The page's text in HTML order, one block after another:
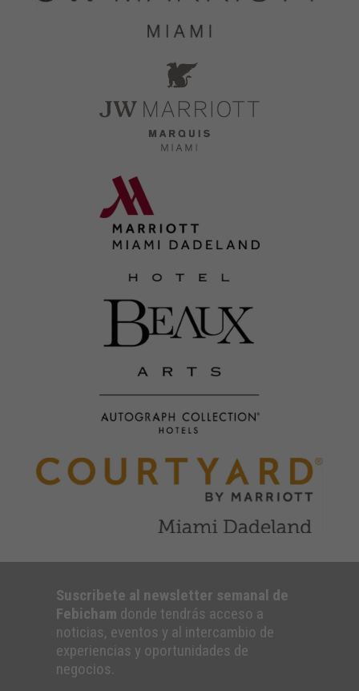
Suscribete al newsletter semanal de
Febicham donde tendrás acceso a
noticias, eventos y al intercambio de
experiencias y oportunidades de
negocios.